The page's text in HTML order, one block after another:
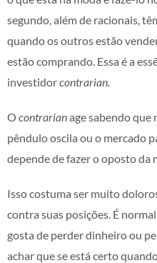
segundo, além de racionais,
quando os outros estão
estão comprando. Essa é a
investidorcontrarian.
O contrarianage sabendo que
pêndulo oscila ou o mercado
depende de fazer o oposto da
Isso costuma ser muito
contra suas posições. É
gosta de perder dinheiro ou
achar que se está certo